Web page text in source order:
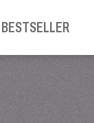
BESTSELLER